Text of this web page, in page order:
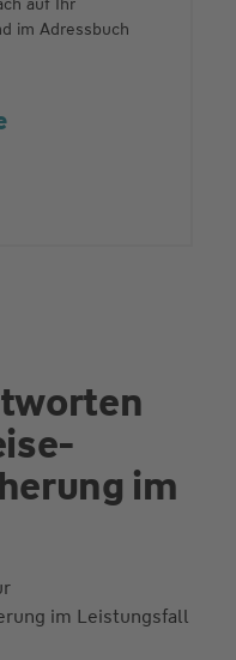
im Adressbuch
im
im Leistungsfall